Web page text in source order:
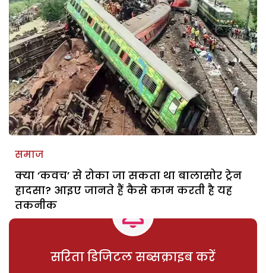
समाज
क्या ‘कवच’ से रोका जा सकता था बालासोर ट्रेन
हादसा? आइए जानते हैं कैसे काम करती है यह
तकनीक
सरिता डिजिटल सब्सक्राइब करें